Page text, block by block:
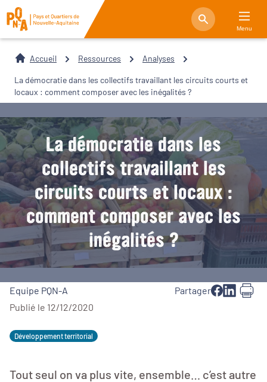
Menu
Accueil Ressources Analyses
La démocratie dans les collectifs travaillant les circuits courts et
locaux : comment composer avec les inégalités ?
La démocratie dans les
collectifs travaillant les
circuits courts et locaux :
comment composer avec les
inégalités ?
Equipe PQN-A
Publié le 12/12/2020
Partager
Développement territorial
Tout seul on va plus vite, ensemble… c’est autre